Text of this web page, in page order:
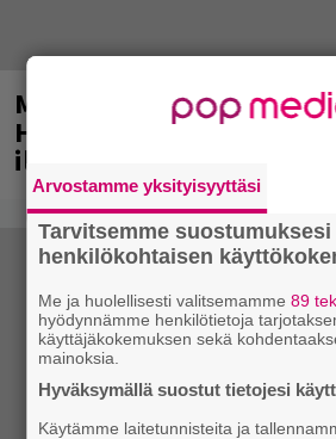
Mainio ohjelmatoimisto
Helsingissä 10-vuotista
ilmaistapahtumassa
Arvostamme yksityisyyttäsi
Tarvitsemme
henkilökohtaisen
Me ja huolellisesti valitsemamme89
hyödynnämme henkilötietoja
käyttäjäkokemuksen sekä
mainoksia.
Hyväksymällä suostut tietojesi
Käytämme laitetunnisteita ja